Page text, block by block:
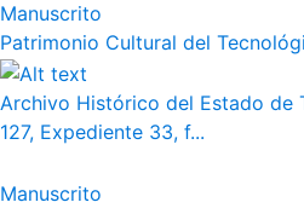
Manuscrito
Patrimonio Cultural del
Archivo Histórico del Estado de
127, Expediente 33, f...
Manuscrito